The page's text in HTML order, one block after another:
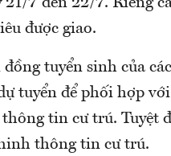
7 đến 22/7. Riêng
được giao.
tuyển sinh của
tuyển để phối hợp
tin cư trú. Tuyệt
thông tin cư trú.